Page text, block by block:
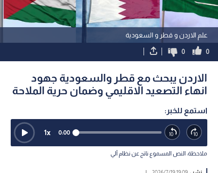
علم الاردن و قطر و السعودية
0
0
الاردن يبحث مع قطر والسعودية جهود
انهاء التصعيد الاقليمي وضمان حرية الملاحة
استمع للخبر:
0:00
1x
ملاحظة: النص المسموع ناتج عن نظام آلي